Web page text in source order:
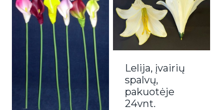
Lelija, įvairių
spalvų,
pakuotėje
24vnt.